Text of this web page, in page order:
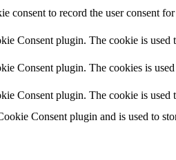
consent to record the user consent
Consent plugin. The cookie is used
Consent plugin. The cookies is
Consent plugin. The cookie is
Consent plugin and is used to